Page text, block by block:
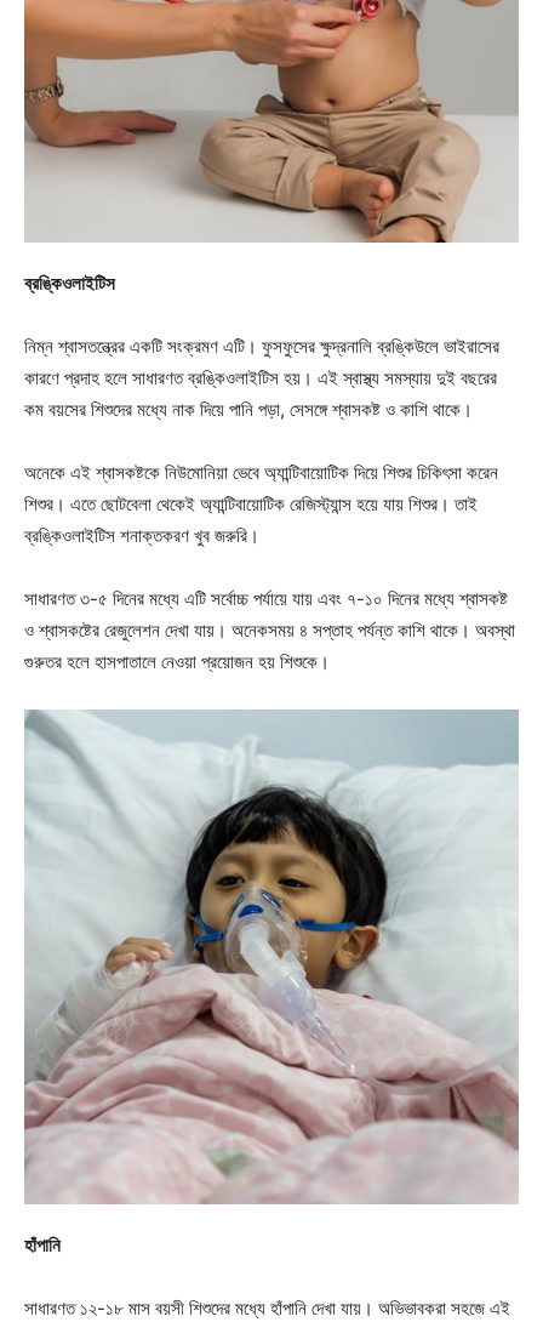
ব্রঙ্কিওলাইটিস
নিম্ন শ্বাসতন্ত্রের একটি সংক্রমণ এটি। ফুসফুসের ক্ষুদ্রনালি ব্রঙ্কিউলে ভাইরাসের
কারণে প্রদাহ হলে সাধারণত ব্রঙ্কিওলাইটিস হয়। এই স্বাস্থ্য সমস্যায় দুই বছরের
কম বয়সের শিশুদের মধ্যে নাক দিয়ে পানি পড়া, সেসঙ্গে শ্বাসকষ্ট ও কাশি থাকে।
অনেকে এই শ্বাসকষ্টকে নিউমোনিয়া ভেবে অ্যান্টিবায়োটিক দিয়ে শিশুর চিকিৎসা করেন
শিশুর। এতে ছোটবেলা থেকেই অ্যান্টিবায়োটিক রেজিস্ট্যান্স হয়ে যায় শিশুর। তাই
ব্রঙ্কিওলাইটিস শনাক্তকরণ খুব জরুরি।
সাধারণত ৩-৫ দিনের মধ্যে এটি সর্বোচ্চ পর্যায়ে যায় এবং ৭-১০ দিনের মধ্যে শ্বাসকষ্ট
ও শ্বাসকষ্টের রেজুলেশন দেখা যায়। অনেকসময় ৪ সপ্তাহ পর্যন্ত কাশি থাকে। অবস্থা
গুরুতর হলে হাসপাতালে নেওয়া প্রয়োজন হয় শিশুকে।
হাঁপানি
সাধারণত ১২-১৮ মাস বয়সী শিশুদের মধ্যে হাঁপানি দেখা যায়। অভিভাবকরা সহজে এই